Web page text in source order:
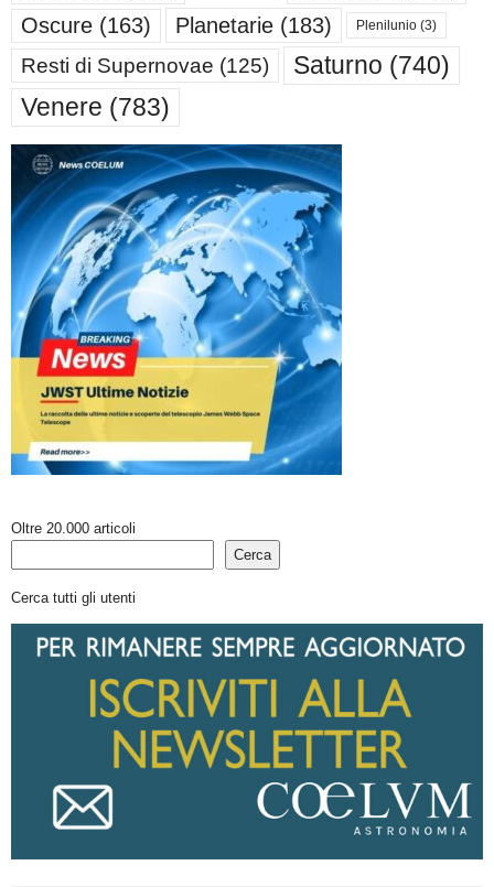
Oscure (163) Planetarie (183) Plenilunio (3)
Resti di Supernovae (125) Saturno (740)
Venere (783)
Oltre 20.000 articoli
Cerca
Cerca tutti gli utenti